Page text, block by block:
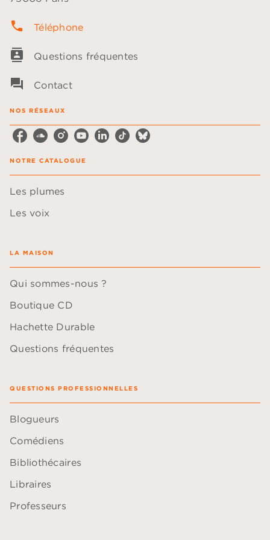
phone Téléphone
contacts Questions fréquentes
question_answer Contact
NOS RÉSEAUX
NOTRE CATALOGUE
Les plumes
Les voix
LA MAISON
Qui sommes-nous ?
Boutique CD
Hachette Durable
Questions fréquentes
QUESTIONS PROFESSIONNELLES
Blogueurs
Comédiens
Bibliothécaires
Libraires
Professeurs